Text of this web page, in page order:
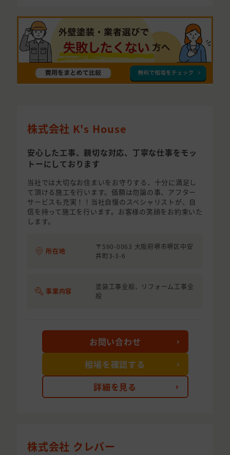
株式会社 K's House
安心した工事、親切な対応、丁寧な仕事をモッ
トーにしております
当社では大切なお住まいをお守りする、十分に満足し
て頂ける施工を行います。価額は勿論の事、アフター
サービスも充実！！当社自慢のスペシャリストが、自
信を持って施工を行います。お客様の笑顔をお約束いた
します。
所在地
〒590-0063 大阪府堺市堺区中安
井町3-3-6
事業内容
塗装工事全般、リフォーム工事全
般
詳細を見る
お問い合わせ
相場を確認する
株式会社 クレバー